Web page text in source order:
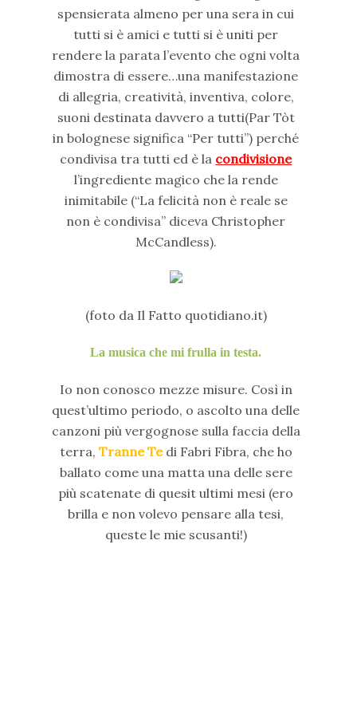
spensierata almeno per una sera in cui
tutti si è amici e tutti si è uniti per
rendere la parata l’evento che ogni volta
dimostra di essere…una manifestazione
di allegria, creatività, inventiva, colore,
suoni destinata davvero a tutti(Par Tòt
in bolognese significa “Per tutti”) perché
condivisa tra tutti ed è la condivisione
l’ingrediente magico che la rende
inimitabile (“La felicità non è reale se
non è condivisa” diceva Christopher
McCandless).
(foto da Il Fatto quotidiano.it)
La musica che mi frulla in testa.
Io non conosco mezze misure. Così in
quest’ultimo periodo, o ascolto una delle
canzoni più vergognose sulla faccia della
terra, Tranne Tedi Fabri Fibra, che ho
ballato come una matta una delle sere
più scatenate di quesit ultimi mesi (ero
brilla e non volevo pensare alla tesi,
queste le mie scusanti!)